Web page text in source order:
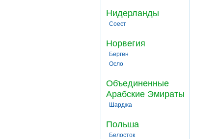
Нидерланды
Соест
Норвегия
Берген
Осло
Объединенные
Арабские Эмираты
Шарджа
Польша
Белосток